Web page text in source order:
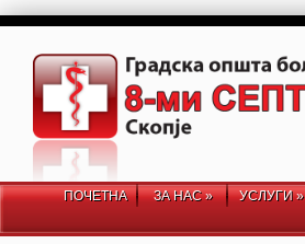
ПОЧЕТНА ЗА НАС» УСЛУГИ»